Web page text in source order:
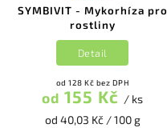
SYMBIVIT - Mykorhíza pro
rostliny
od 128 Kč bez DPH
od 155 Kč / ks
od 40,03 Kč / 100 g
Detail